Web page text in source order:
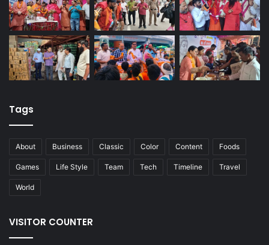
Tags
About Business Classic Color Content Foods
Games Life Style Team Tech Timeline Travel
World
VISITOR COUNTER